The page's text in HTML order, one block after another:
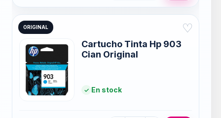
ORIGINAL ♡
Cartucho Tinta Hp 903
Cian Original
En stock